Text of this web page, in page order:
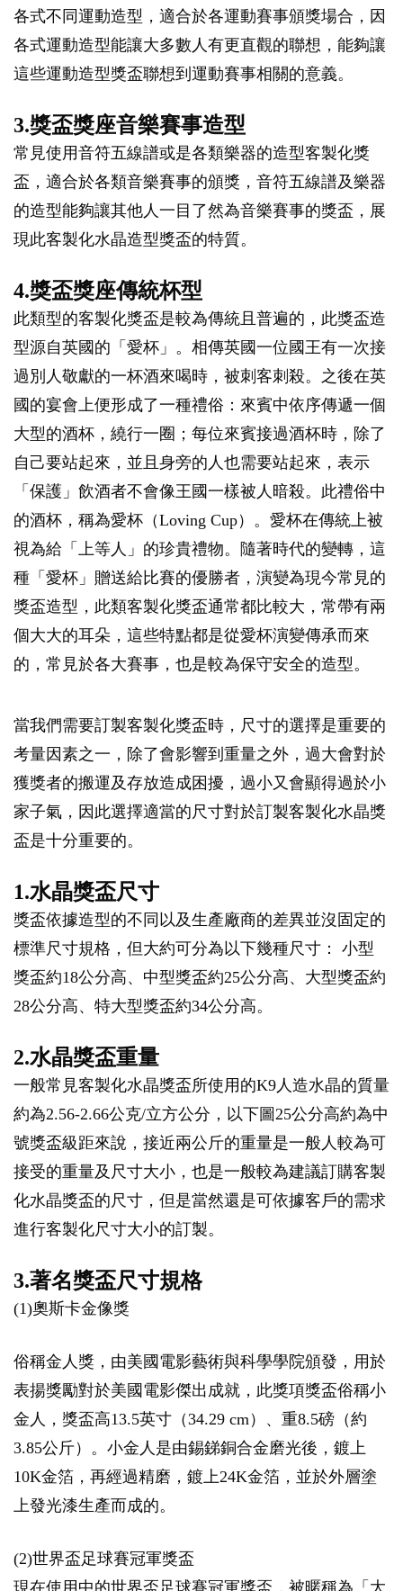
各式不同運動造型，適合於各運動賽事頒獎場合，因
各式運動造型能讓大多數人有更直觀的聯想，能夠讓
這些運動造型獎盃聯想到運動賽事相關的意義。
3.獎盃獎座音樂賽事造型
常見使用音符五線譜或是各類樂器的造型客製化獎
盃，適合於各類音樂賽事的頒獎，音符五線譜及樂器
的造型能夠讓其他人一目了然為音樂賽事的獎盃，展
現此客製化水晶造型獎盃的特質。
4.獎盃獎座傳統杯型
此類型的客製化獎盃是較為傳統且普遍的，此獎盃造
型源自英國的「愛杯」。相傳英國一位國王有一次接
過別人敬獻的一杯酒來喝時，被刺客刺殺。之後在英
國的宴會上便形成了一種禮俗：來賓中依序傳遞一個
大型的酒杯，繞行一圈；每位來賓接過酒杯時，除了
自己要站起來，並且身旁的人也需要站起來，表示
「保護」飲酒者不會像王國一樣被人暗殺。此禮俗中
的酒杯，稱為愛杯（Loving Cup）。愛杯在傳統上被
視為給「上等人」的珍貴禮物。隨著時代的變轉，這
種「愛杯」贈送給比賽的優勝者，演變為現今常見的
獎盃造型，此類客製化獎盃通常都比較大，常帶有兩
個大大的耳朵，這些特點都是從愛杯演變傳承而來
的，常見於各大賽事，也是較為保守安全的造型。
當我們需要訂製客製化獎盃時，尺寸的選擇是重要的
考量因素之一，除了會影響到重量之外，過大會對於
獲獎者的搬運及存放造成困擾，過小又會顯得過於小
家子氣，因此選擇適當的尺寸對於訂製客製化水晶獎
盃是十分重要的。
1.水晶獎盃尺寸
獎盃依據造型的不同以及生產廠商的差異並沒固定的
標準尺寸規格，但大約可分為以下幾種尺寸： 小型
獎盃約18公分高、中型獎盃約25公分高、大型獎盃約
28公分高、特大型獎盃約34公分高。
2.水晶獎盃重量
一般常見客製化水晶獎盃所使用的K9人造水晶的質量
約為2.56-2.66公克/立方公分，以下圖25公分高約為中
號獎盃級距來說，接近兩公斤的重量是一般人較為可
接受的重量及尺寸大小，也是一般較為建議訂購客製
化水晶獎盃的尺寸，但是當然還是可依據客戶的需求
進行客製化尺寸大小的訂製。
3.著名獎盃尺寸規格
(1)奧斯卡金像獎
俗稱金人獎，由美國電影藝術與科學學院頒發，用於
表揚獎勵對於美國電影傑出成就，此獎項獎盃俗稱小
金人，獎盃高13.5英寸（34.29 cm）、重8.5磅（約
3.85公斤）。小金人是由錫銻銅合金磨光後，鍍上
10K金箔，再經過精磨，鍍上24K金箔，並於外層塗
上發光漆生產而成的。
(2)世界盃足球賽冠軍獎盃
現在使用中的世界盃足球賽冠軍獎盃，被暱稱為「大